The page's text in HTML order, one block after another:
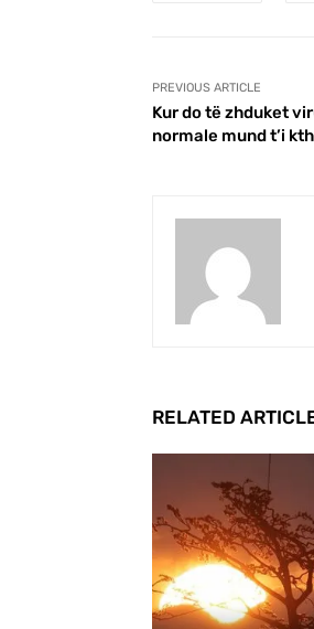
PREVIOUS ARTICLE
Kur do të zhduket
normale mund t’i
RELATED